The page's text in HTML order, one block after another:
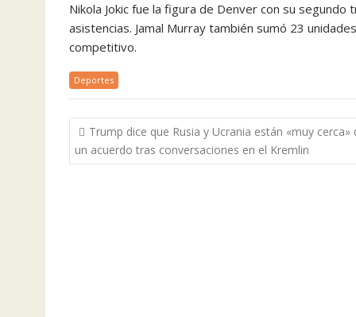
Nikola Jokic fue la figura de Denver con su
asistencias. Jamal Murray también sumó 23
competitivo.
Deportes
Navegación
de
entradas
Trump dice que Rusia y Ucrania están «muy cerca»
un acuerdo tras conversaciones en el Kremlin